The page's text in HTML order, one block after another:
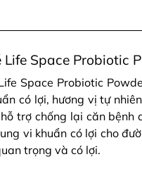
Life Space Probiotic
Space Probiotic
có lợi, hương vị tự
trợ chống lại căn bệnh
vi khuẩn có lợi cho
trọng và có lợi.